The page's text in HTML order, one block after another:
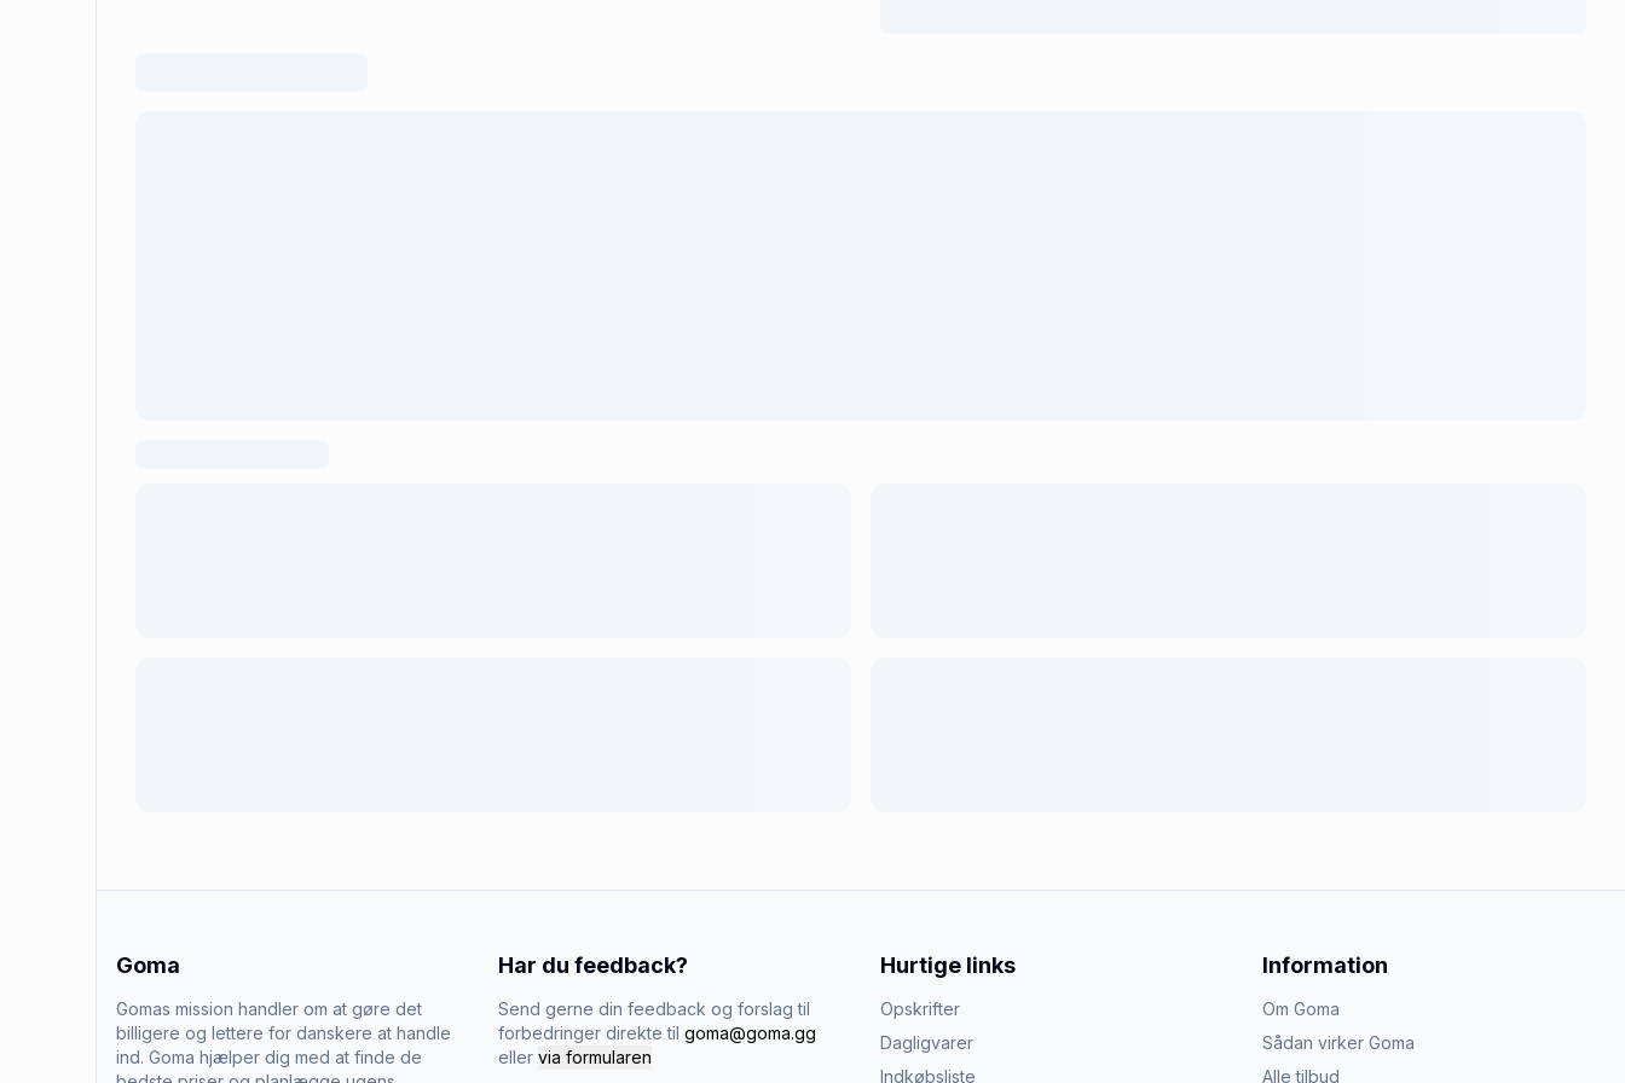
Goma
Gomas mission handler om at gøre det
billigere og lettere for danskere at handle
ind. Goma hjælper dig med at finde de
Har du feedback?
Send gerne din feedback og forslag til
forbedringer direkte til goma@goma.gg
eller via formularen
Hurtige links
Opskrifter
Dagligvarer
Indkøbsliste
Information
Om Goma
Sådan virker Goma
Alle tilbud